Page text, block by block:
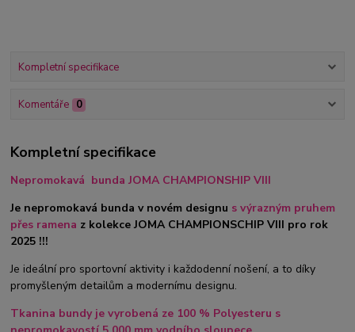
Kompletní specifikace
Komentáře 0
Kompletní specifikace
Nepromokavá bunda JOMA CHAMPIONSHIP VIII
Je nepromokavá bunda v novém designu s výrazným pruhem
přes ramena z kolekce JOMA CHAMPIONSCHIP VIII pro rok
2025 !!!
Je ideální pro sportovní aktivity i každodenní nošení, a to díky
promyšleným detailům a modernímu designu.
Tkanina bundy je vyrobená ze 100 % Polyesteru s